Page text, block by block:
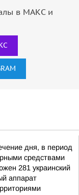
в МАКС и
дня, в период
средствами
281 украинский
аппарат